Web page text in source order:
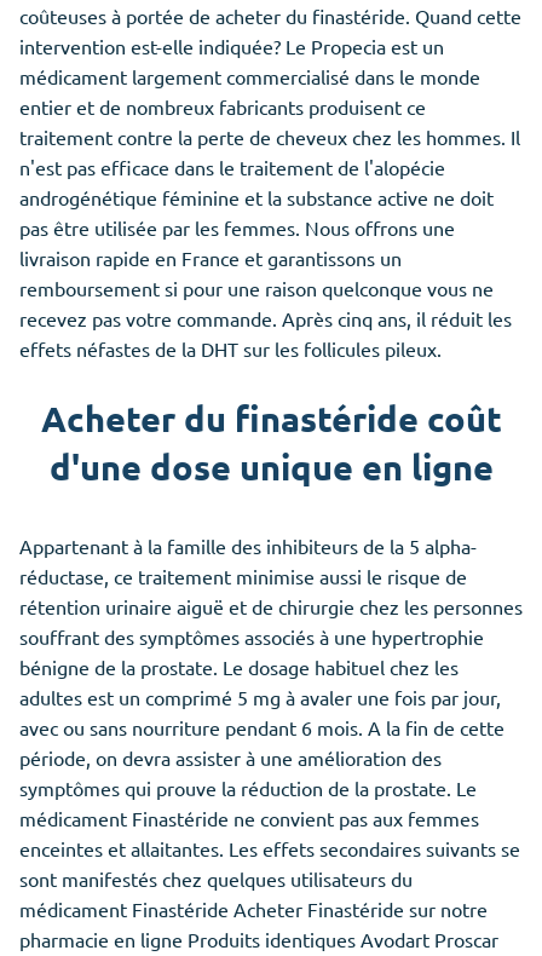
coûteuses à portée de acheter du finastéride. Quand cette
intervention est-elle indiquée? Le Propecia est un
médicament largement commercialisé dans le monde
entier et de nombreux fabricants produisent ce
traitement contre la perte de cheveux chez les hommes. Il
n'est pas efficace dans le traitement de l'alopécie
androgénétique féminine et la substance active ne doit
pas être utilisée par les femmes. Nous offrons une
livraison rapide en France et garantissons un
remboursement si pour une raison quelconque vous ne
recevez pas votre commande. Après cinq ans, il réduit les
effets néfastes de la DHT sur les follicules pileux.
Acheter du finastéride coût
d'une dose unique en ligne
Appartenant à la famille des inhibiteurs de la 5 alpha-
réductase, ce traitement minimise aussi le risque de
rétention urinaire aiguë et de chirurgie chez les personnes
souffrant des symptômes associés à une hypertrophie
bénigne de la prostate. Le dosage habituel chez les
adultes est un comprimé 5 mg à avaler une fois par jour,
avec ou sans nourriture pendant 6 mois. A la fin de cette
période, on devra assister à une amélioration des
symptômes qui prouve la réduction de la prostate. Le
médicament Finastéride ne convient pas aux femmes
enceintes et allaitantes. Les effets secondaires suivants se
sont manifestés chez quelques utilisateurs du
médicament Finastéride Acheter Finastéride sur notre
pharmacie en ligne Produits identiques Avodart Proscar